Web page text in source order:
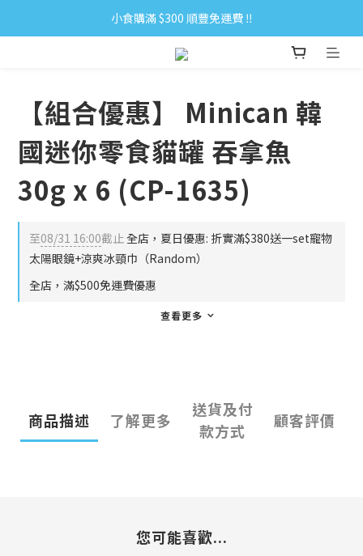
小食購滿 $300 順豐免運費 ‼
小食購滿 $300 順豐免運費 ‼
全單購滿 $500 免運費 ♥︎ 會員積分回贈 $1＝1Pt.
【組合優惠】 Minican 韓
國迷你零食貓罐 吞拿魚
30g x 6 (CP-1635)
至08/31 16:00截止全店，夏日優惠: 折實滿$380送一set寵物
太陽眼鏡+涼爽冰頸巾（Random）
全店，滿$500免運費優惠
查看更多
商品描述 了解更多
送貨及付
款方式
顧客評價
您可能喜歡...